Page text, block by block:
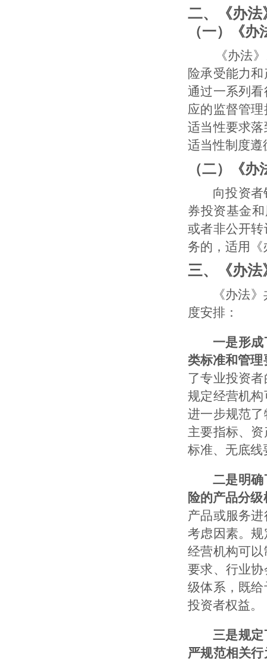
二、《办法
（一）《办
《办法》以
险承受能力
通过一系列
应的监督管
适当性要求
适当性制度遵
（二）《
向投资者销
券投资基金
或者非公开
务的，适用《
三、《办法
《办法》共
度安排：
一是形
类标准和管理
了专业投资
规定经营机
进一步规范
主要指标、
标准、无底线
二是明确
险的产品分级
产品或服务
考虑因素。
经营机构可
要求、行业
级体系，既
投资者权益。
三是规
严规范相关行